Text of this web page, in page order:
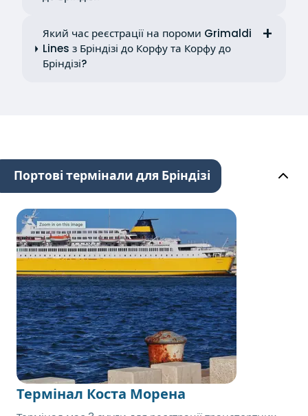
Який час реєстрації на пороми Grimaldi
Lines з Бріндізі до Корфу та Корфу до
Бріндізі?
Портові термінали для Бріндізі
Термінал Коста Морена